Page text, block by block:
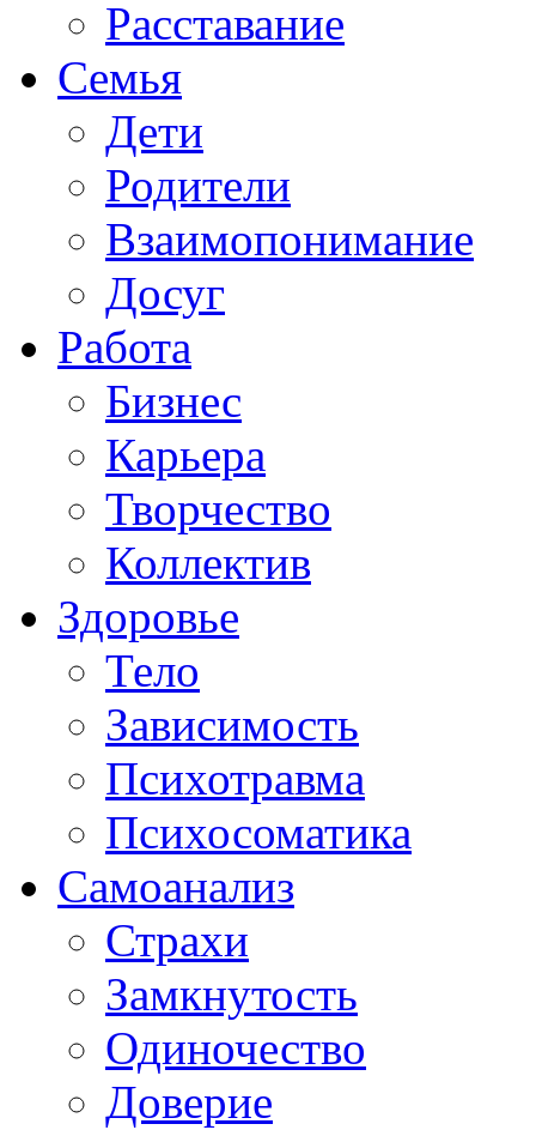
Расставание
Семья
Дети
Родители
Взаимопонимание
Досуг
Работа
Бизнес
Карьера
Творчество
Коллектив
Здоровье
Тело
Зависимость
Психотравма
Психосоматика
Самоанализ
Страхи
Замкнутость
Одиночество
Доверие